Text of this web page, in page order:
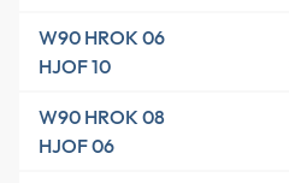
W90 HROK 06
HJOF 10
W90 HROK 08
HJOF 06